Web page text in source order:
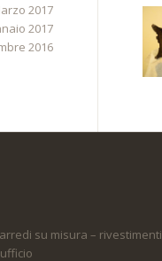
2017
2017
2016
su misura – rivestimenti